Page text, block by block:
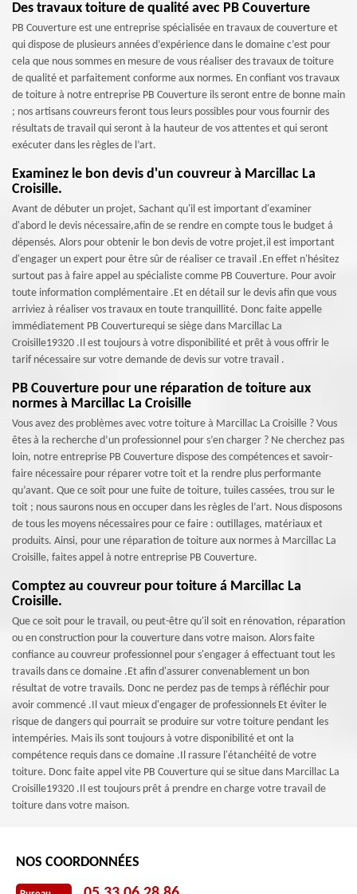
Des travaux toiture de qualité avec PB Couverture
PB Couverture est une entreprise spécialisée en travaux de couverture et
qui dispose de plusieurs années d’expérience dans le domaine c’est pour
cela que nous sommes en mesure de vous réaliser des travaux de toiture
de qualité et parfaitement conforme aux normes. En confiant vos travaux
de toiture à notre entreprise PB Couverture ils seront entre de bonne main
; nos artisans couvreurs feront tous leurs possibles pour vous fournir des
résultats de travail qui seront à la hauteur de vos attentes et qui seront
exécuter dans les règles de l’art.
Examinez le bon devis d'un couvreur à Marcillac La
Croisille.
Avant de débuter un projet, Sachant qu'il est important d'examiner
d'abord le devis nécessaire,afin de se rendre en compte tous le budget á
dépensés. Alors pour obtenir le bon devis de votre projet,il est important
d'engager un expert pour être sûr de réaliser ce travail .En effet n'hésitez
surtout pas à faire appel au spécialiste comme PB Couverture. Pour avoir
toute information complémentaire .Et en détail sur le devis afin que vous
arriviez à réaliser vos travaux en toute tranquillité. Donc faite appelle
immédiatement PB Couverturequi se siège dans Marcillac La
Croisille19320 .Il est toujours à votre disponibilité et prêt à vous offrir le
tarif nécessaire sur votre demande de devis sur votre travail .
PB Couverture pour une réparation de toiture aux
normes à Marcillac La Croisille
Vous avez des problèmes avec votre toiture à Marcillac La Croisille ? Vous
êtes à la recherche d’un professionnel pour s’en charger ? Ne cherchez pas
loin, notre entreprise PB Couverture dispose des compétences et savoir-
faire nécessaire pour réparer votre toit et la rendre plus performante
qu’avant. Que ce soit pour une fuite de toiture, tuiles cassées, trou sur le
toit ; nous saurons nous en occuper dans les règles de l’art. Nous disposons
de tous les moyens nécessaires pour ce faire : outillages, matériaux et
produits. Ainsi, pour une réparation de toiture aux normes à Marcillac La
Croisille, faites appel à notre entreprise PB Couverture.
Comptez au couvreur pour toiture á Marcillac La
Croisille.
Que ce soit pour le travail, ou peut-être qu'il soit en rénovation, réparation
ou en construction pour la couverture dans votre maison. Alors faite
confiance au couvreur professionnel pour s'engager á effectuant tout les
travails dans ce domaine .Et afin d'assurer convenablement un bon
résultat de votre travails. Donc ne perdez pas de temps à réfléchir pour
avoir commencé .Il vaut mieux d'engager de professionnels Et éviter le
risque de dangers qui pourrait se produire sur votre toiture pendant les
intempéries. Mais ils sont toujours à votre disponibilité et ont la
compétence requis dans ce domaine .Il rassure l'étanchéité de votre
toiture. Donc faite appel vite PB Couverture qui se situe dans Marcillac La
Croisille19320 .Il est toujours prêt á prendre en charge votre travail de
toiture dans votre maison.
NOS COORDONNÉES